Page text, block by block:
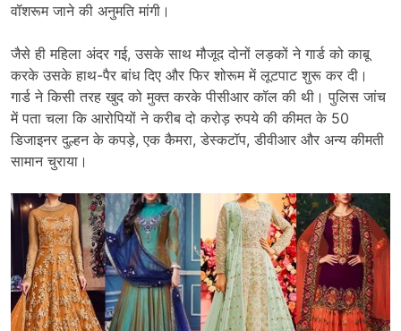
वॉशरूम जाने की अनुमति मांगी।
जैसे ही महिला अंदर गई, उसके साथ मौजूद दोनों लड़कों ने गार्ड को काबू
करके उसके हाथ-पैर बांध दिए और फिर शोरूम में लूटपाट शुरू कर दी।
गार्ड ने किसी तरह खुद को मुक्त करके पीसीआर कॉल की थी। पुलिस जांच
में पता चला कि आरोपियों ने करीब दो करोड़ रुपये की कीमत के 50
डिजाइनर दुल्हन के कपड़े, एक कैमरा, डेस्कटॉप, डीवीआर और अन्य कीमती
सामान चुराया।